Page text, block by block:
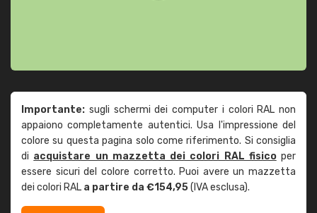
Importante: sugli schermi dei computer i colori RAL non
appaiono completamente autentici. Usa l'impressione del
colore su questa pagina solo come riferimento. Si consiglia
di acquistare un mazzetta dei colori RAL fisicoper
essere sicuri del colore corretto. Puoi avere un mazzetta
dei colori RAL a partire da €154,95(IVA esclusa).